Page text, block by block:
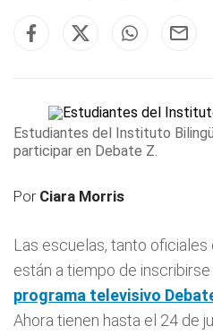
Estudiantes del Instituto
participar en Debate Z.
Por Ciara Morris
Las escuelas, tanto
están a tiempo de
programa televisivo
Ahora tienen hasta el 24 de